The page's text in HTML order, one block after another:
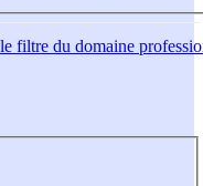
filtre du domaine